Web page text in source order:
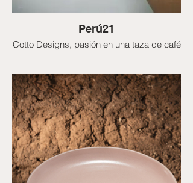
Perú21
Cotto Designs, pasión en una taza de café